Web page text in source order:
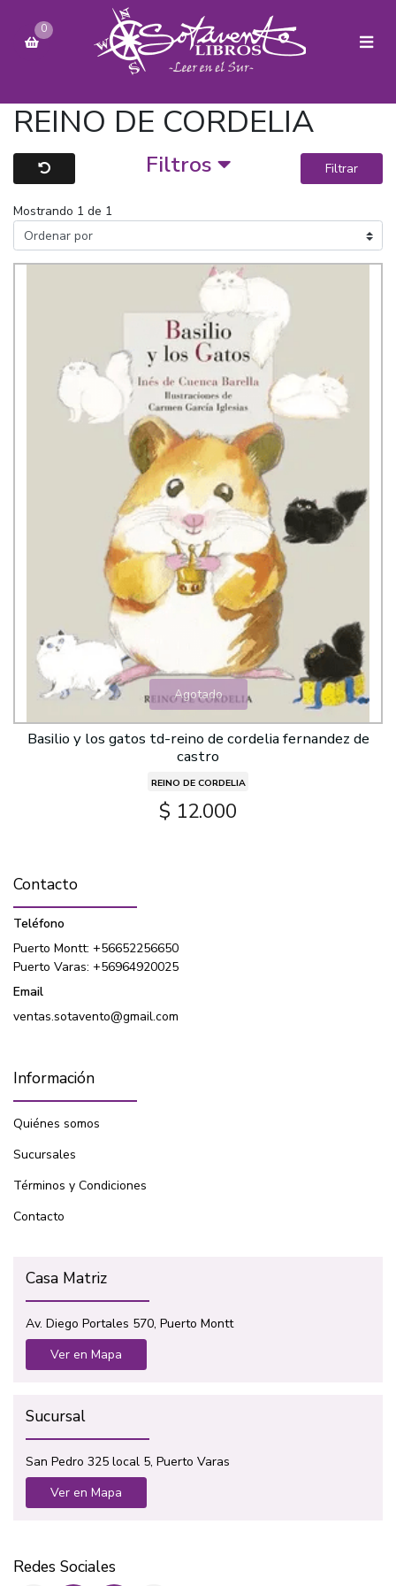
0
REINO DE CORDELIA
Filtros Filtrar
Mostrando 1 de 1
Agotado
Basilio y los gatos td-reino de cordelia fernandez de
castro
REINO DE CORDELIA
$ 12.000
Contacto
Teléfono
Puerto Montt: +56652256650
Puerto Varas: +56964920025
Email
ventas.sotavento@gmail.com
Información
Quiénes somos
Sucursales
Términos y Condiciones
Contacto
Casa Matriz
Av. Diego Portales 570, Puerto Montt
Ver en Mapa
Sucursal
San Pedro 325 local 5, Puerto Varas
Ver en Mapa
Redes Sociales